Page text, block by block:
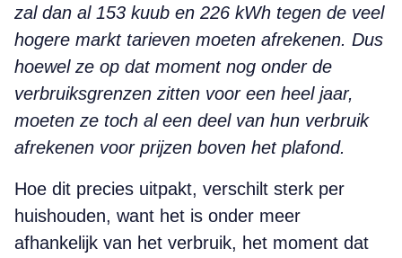
zal dan al 153 kuub en 226 kWh tegen de veel
hogere markt tarieven moeten afrekenen. Dus
hoewel ze op dat moment nog onder de
verbruiksgrenzen zitten voor een heel jaar,
moeten ze toch al een deel van hun verbruik
afrekenen voor prijzen boven het plafond.
Hoe dit precies uitpakt, verschilt sterk per
huishouden, want het is onder meer
afhankelijk van het verbruik, het moment dat